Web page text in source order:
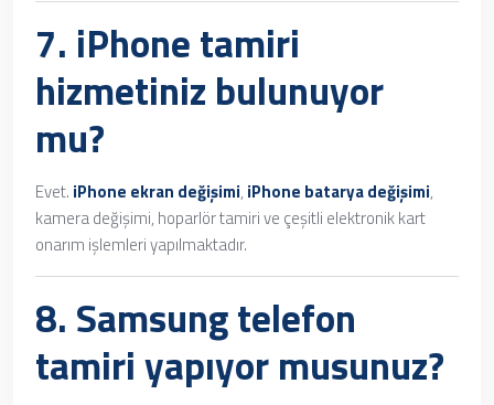
7. iPhone tamiri
hizmetiniz bulunuyor
mu?
Evet. iPhone ekran değişimi, iPhone batarya değişimi,
kamera değişimi, hoparlör tamiri ve çeşitli elektronik kart
onarım işlemleri yapılmaktadır.
8. Samsung telefon
tamiriyapıyor musunuz?